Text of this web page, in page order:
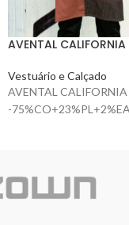
AVENTAL CALIFORNIA
Vestuário e Calçado
AVENTAL CALIFORNIA
-